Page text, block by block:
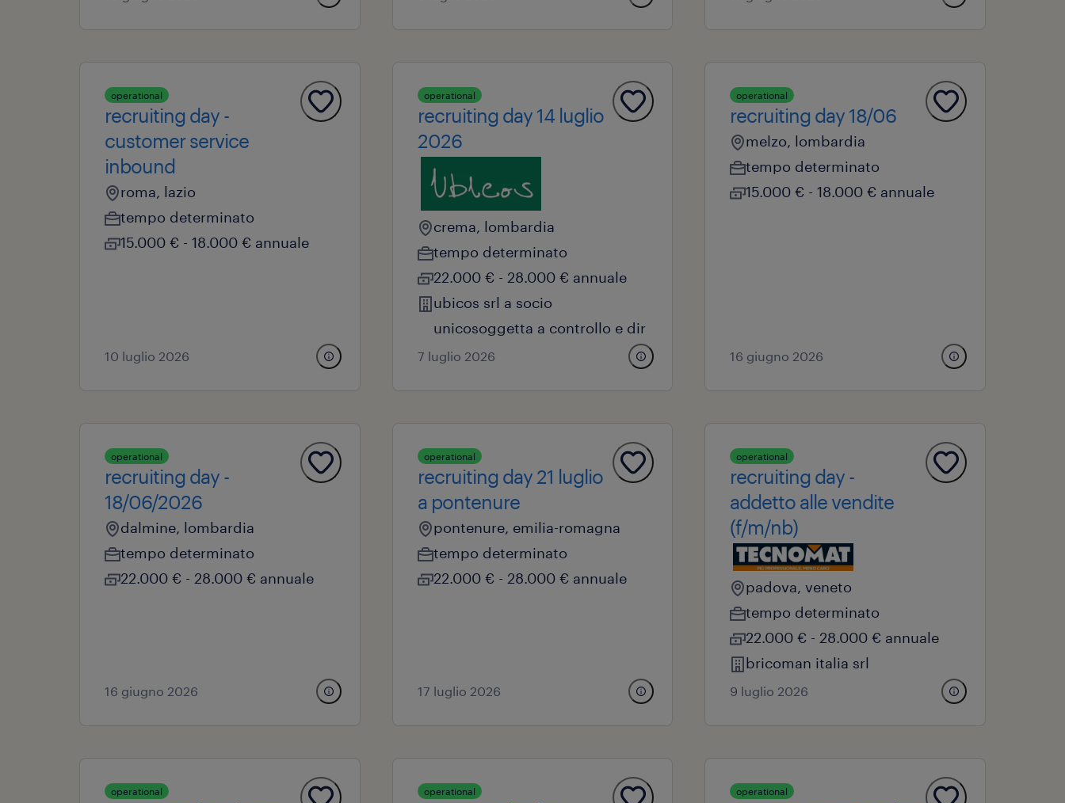
operational
recruiting day -
customer service
inbound
roma, lazio
tempo determinato
15.000 € - 18.000 € annuale
10 luglio 2026
operational
recruiting day 14 luglio
2026
crema, lombardia
tempo determinato
22.000 € - 28.000 € annuale
ubicos srl a socio
unicosoggetta a controllo e dir
7 luglio 2026
operational
recruiting day 18/06
melzo, lombardia
tempo determinato
15.000 € - 18.000 € annuale
16 giugno 2026
operational
recruiting day -
18/06/2026
dalmine, lombardia
tempo determinato
22.000 € - 28.000 € annuale
16 giugno 2026
operational
recruiting day 21 luglio
a pontenure
pontenure, emilia-romagna
tempo determinato
22.000 € - 28.000 € annuale
17 luglio 2026
operational
recruiting day -
addetto alle vendite
(f/m/nb)
padova, veneto
tempo determinato
22.000 € - 28.000 € annuale
bricoman italia srl
9 luglio 2026
operational operational operational